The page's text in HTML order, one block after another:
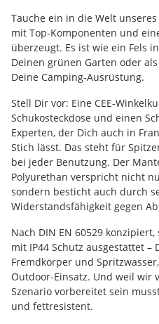
Tauche ein in die Welt
mit Top-Komponenten und
überzeugt. Es ist wie ein Fels
Deinen grünen Garten oder
Deine Camping-Ausrüstung.
Stell Dir vor: Eine CEE-
Schukosteckdose und einen
Experten, der Dich auch in
Stich lässt. Das steht für
bei jeder Benutzung. Der
Polyurethan verspricht nicht
sondern besticht auch durch
Widerstandsfähigkeit gegen
Nach DIN EN 60529
mit IP44 Schutz ausgestattet –
Fremdkörper und
Outdoor-Einsatz. Und weil wir
Szenario vorbereitet sein
und fettresistent.